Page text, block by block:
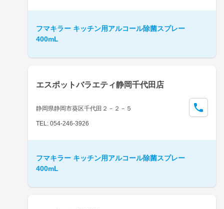
フマキラー キッチン用アルコール除菌スプレー
400mL
エスポットバラエティ静岡千代田店
静岡県静岡市葵区千代田２－２－５
TEL: 054-246-3926
フマキラー キッチン用アルコール除菌スプレー
400mL